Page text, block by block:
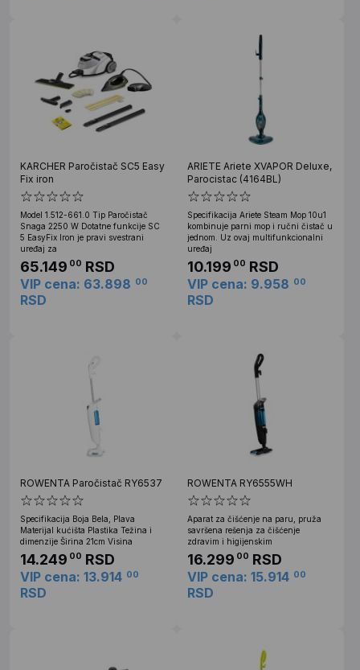
KARCHER Paročistač SC5 Easy
Fix iron
Model 1.512-661.0 Tip Paročistač
Snaga 2250 W Dotatne funkcije SC
5 EasyFix Iron je pravi svestrani
uređaj za
65.149 00 RSD
VIP cena: 63.898 00
RSD
ARIETE Ariete XVAPOR Deluxe,
Parocistac (4164BL)
Specifikacija Ariete Steam Mop 10u1
kombinuje parni mop i ručni čistač u
jednom. Uz ovaj multifunkcionalni
uređaj
10.199 00 RSD
VIP cena: 9.958 00
RSD
ROWENTA Paročistač RY6537
Specifikacija Boja Bela, Plava
Materijal kućišta Plastika Težina i
dimenzije Širina 21cm Visina
14.249 00 RSD
VIP cena: 13.914 00
RSD
ROWENTA RY6555WH
Aparat za čišćenje na paru, pruža
savršena rešenja za čišćenje
zdravim i higijenskim
16.299 00 RSD
VIP cena: 15.914 00
RSD